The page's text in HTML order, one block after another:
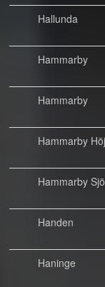
Hallunda
Hammarby
Hammarby
Hammarby
Hammarby
Handen
Haninge